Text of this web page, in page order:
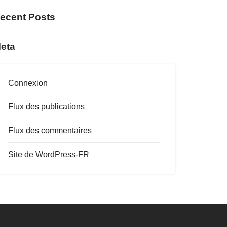
Posts
Connexion
Flux des publications
Flux des commentaires
Site de WordPress-FR